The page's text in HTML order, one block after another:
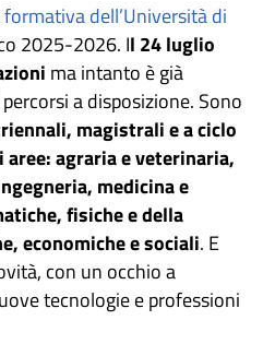
dell’Università di
2025-2026. Il 24 luglio
ma intanto è già
a disposizione. Sono
magistrali e a ciclo
aree: agraria e veterinaria,
medicina e
fisiche e della
economiche e sociali. E
con un occhio a
tecnologie e professioni